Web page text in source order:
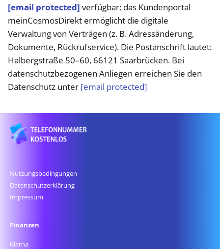
[email protected] verfügbar; das Kundenportal
meinCosmosDirekt ermöglicht die digitale
Verwaltung von Verträgen (z. B. Adressänderung,
Dokumente, Rückrufservice). Die Postanschrift lautet:
Halbergstraße 50–60, 66121 Saarbrücken. Bei
datenschutzbezogenen Anliegen erreichen Sie den
Datenschutz unter [email protected]
Nutzungsbedingungen
Datenschutz­erklärung
Impressum
Finanzen
Klarna